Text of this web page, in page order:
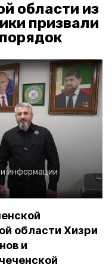
области из
призвали
информации
области Хизри
и